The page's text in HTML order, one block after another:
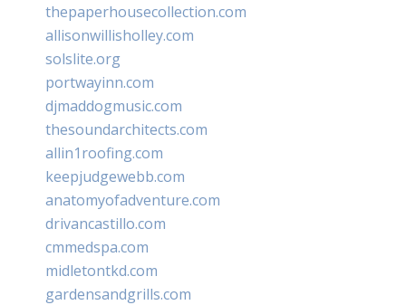
thepaperhousecollection.com
allisonwillisholley.com
solslite.org
portwayinn.com
djmaddogmusic.com
thesoundarchitects.com
allin1roofing.com
keepjudgewebb.com
anatomyofadventure.com
drivancastillo.com
cmmedspa.com
midletontkd.com
gardensandgrills.com